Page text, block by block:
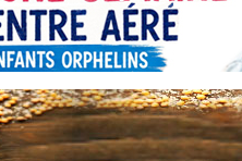
pour étudier en groupe sur Zoom
de nous rejoindre sur WhatsApp
de nous rejoindre sur
viennent de faire un don pour
viennent de faire un don pour 1